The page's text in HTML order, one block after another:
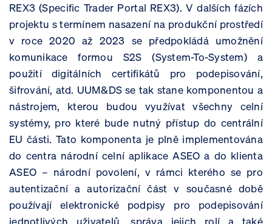
REX3 (Specific Trader Portal REX3). V dalších fázích
projektu s termínem nasazení na produkční prostředí
v roce 2020 až 2023 se předpokládá umožnění
komunikace formou S2S (System-To-System) a
použití digitálních certifikátů pro podepisování,
šifrování, atd. UUM&DS se tak stane komponentou a
nástrojem, kterou budou využívat všechny celní
systémy, pro které bude nutný přístup do centrální
EU části. Tato komponenta je plně implementována
do centra národní celní aplikace ASEO a do klienta
ASEO – národní povolení, v rámci kterého se pro
autentizační a autorizační část v současné době
používají elektronické podpisy pro podepisování